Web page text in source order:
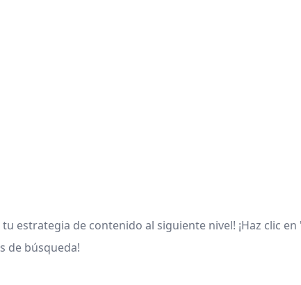
estrategia de contenido al siguiente nivel! ¡Haz clic
de búsqueda!